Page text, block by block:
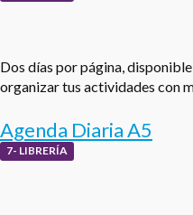
Dos días por página,
organizar tus actividades con
Agenda Diaria A5
7- LIBRERÍA